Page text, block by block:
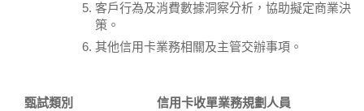
客戶行為及消費數據洞察分析，協助擬定商業決
策。
其他信用卡業務相關及主管交辦事項。
甄試類別 信用卡收單業務規劃人員